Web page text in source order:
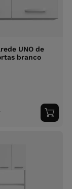
UNO de
branco
ao